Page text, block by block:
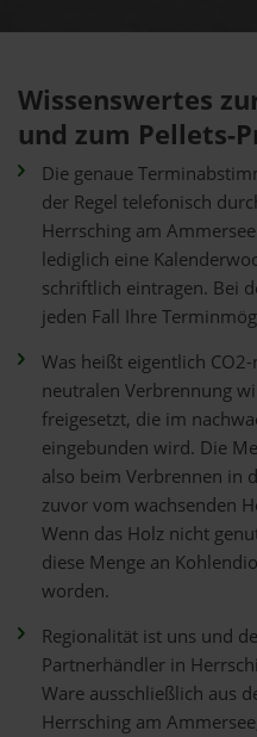
Wissenswertes
und zum Pellets-
Die genaue
der Regel telefonisch
Herrsching am
lediglich eine
schriftlich eintragen. Bei
jeden Fall Ihre
Was heißt eigentlich
neutralen Verbrennung
freigesetzt, die im
eingebunden wird. Die
also beim Verbrennen in
zuvor vom wachsenden
Wenn das Holz nicht
diese Menge an
worden.
Regionalität ist uns und
Partnerhändler in
Ware ausschließlich aus
Herrsching am